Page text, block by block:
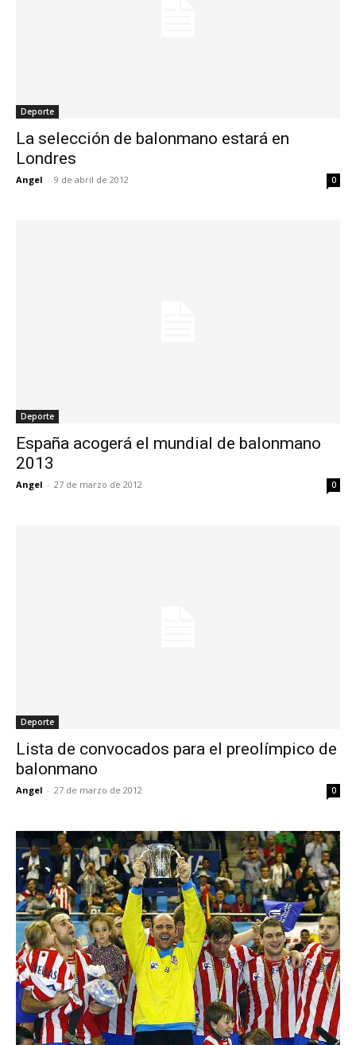
Deporte
La selección de balonmano estará en
Londres
Angel - 9 de abril de 2012 0
Deporte
España acogerá el mundial de balonmano
2013
Angel - 27 de marzo de 2012 0
Deporte
Lista de convocados para el preolímpico de
balonmano
Angel - 27 de marzo de 2012 0